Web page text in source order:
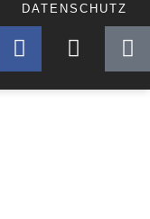
DATENSCHUTZ